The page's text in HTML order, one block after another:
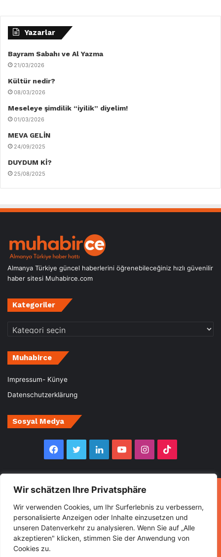
Wir schätzen Ihre Privatsphäre
Wir verwenden Cookies, um Ihr Surferlebnis zu verbessern,
personalisierte Anzeigen oder Inhalte einzusetzen und
unseren Datenverkehr zu analysieren. Wenn Sie auf „Alle
akzeptieren" klicken, stimmen Sie der Anwendung von
Cookies zu.
Yazarlar
Bayram Sabahı ve Al Yazma
21/03/2026
Kültür nedir?
08/03/2026
Meseleye şimdilik “iyilik” diyelim!
01/03/2026
MEVA GELİN
24/09/2025
DUYDUM Kİ?
25/08/2025
Almanya Türkiye güncel haberlerini öğrenebileceğiniz hızlı güvenilir
haber sitesi Muhabirce.com
Kategoriler
Kategoriler
Muhabirce
Impressum- Künye
Datenschutzerklärung
Sosyal Medya
Facebook
TwitterLinkedInYouTubeInstagram
© Copyright 2026, All Rights Reserved Muhabirce
Ana Sayfa
Haberler Ekonomi
Gurbette Bir Ömür
Kültür&Sanat
Spor Turizm